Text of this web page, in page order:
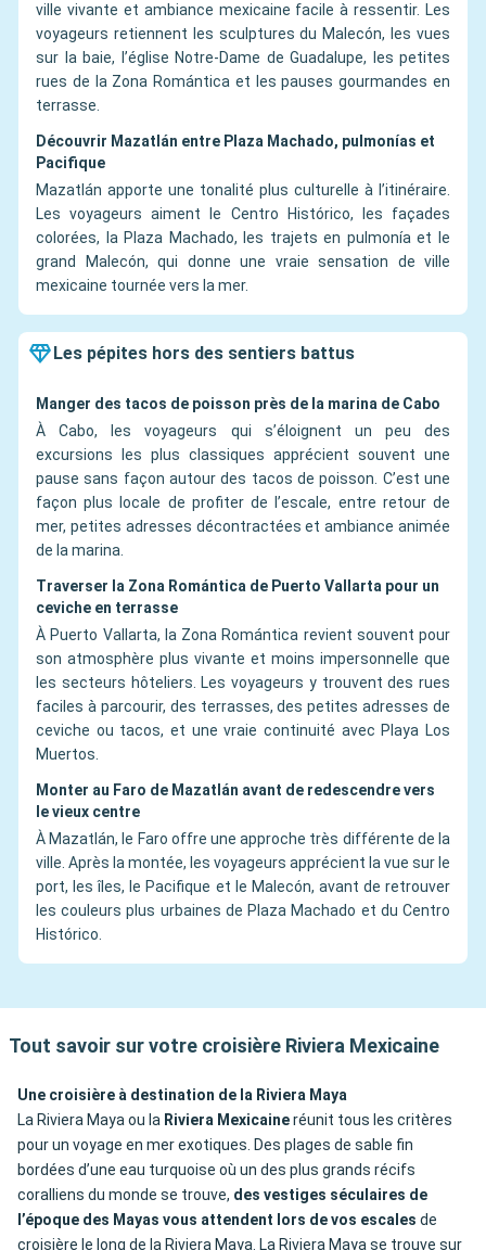
ville vivante et ambiance mexicaine facile à ressentir. Les
voyageurs retiennent les sculptures du Malecón, les vues
sur la baie, l’église Notre-Dame de Guadalupe, les petites
rues de la Zona Romántica et les pauses gourmandes en
terrasse.
Découvrir Mazatlán entre Plaza Machado, pulmonías et
Pacifique
Mazatlán apporte une tonalité plus culturelle à l’itinéraire.
Les voyageurs aiment le Centro Histórico, les façades
colorées, la Plaza Machado, les trajets en pulmonía et le
grand Malecón, qui donne une vraie sensation de ville
mexicaine tournée vers la mer.
Les pépites hors des sentiers battus
Manger des tacos de poisson près de la marina de Cabo
À Cabo, les voyageurs qui s’éloignent un peu des
excursions les plus classiques apprécient souvent une
pause sans façon autour des tacos de poisson. C’est une
façon plus locale de profiter de l’escale, entre retour de
mer, petites adresses décontractées et ambiance animée
de la marina.
Traverser la Zona Romántica de Puerto Vallarta pour un
ceviche en terrasse
À Puerto Vallarta, la Zona Romántica revient souvent pour
son atmosphère plus vivante et moins impersonnelle que
les secteurs hôteliers. Les voyageurs y trouvent des rues
faciles à parcourir, des terrasses, des petites adresses de
ceviche ou tacos, et une vraie continuité avec Playa Los
Muertos.
Monter au Faro de Mazatlán avant de redescendre vers
le vieux centre
À Mazatlán, le Faro offre une approche très différente de la
ville. Après la montée, les voyageurs apprécient la vue sur le
port, les îles, le Pacifique et le Malecón, avant de retrouver
les couleurs plus urbaines de Plaza Machado et du Centro
Histórico.
Tout savoir sur votre croisière Riviera Mexicaine
Une croisière à destination de la Riviera Maya
La Riviera Maya ou la Riviera Mexicaineréunit tous les critères
pour un voyage en mer exotiques. Des plages de sable fin
bordées d’une eau turquoise où un des plus grands récifs
coralliens du monde se trouve, des vestiges séculaires de
l’époque des Mayas vous attendent lors de vos escales de
croisière le long de la Riviera Maya. La Riviera Maya se trouve sur